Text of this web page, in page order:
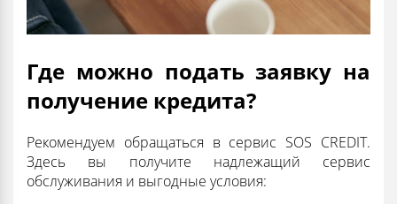
Где можно подать заявку на
получение кредита?
Рекомендуем обращаться в сервис SOS CREDIT.
Здесь вы получите надлежащий сервис
обслуживания и выгодные условия: